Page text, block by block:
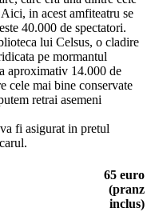
in acest amfiteatru se
40.000 de spectatori.
lui Celsus, o cladire
pe mormantul
aproximativ 14.000 de
cele mai bine conservate
retrai asemeni
fi asigurat in pretul
65 euro
(pranz
inclus)